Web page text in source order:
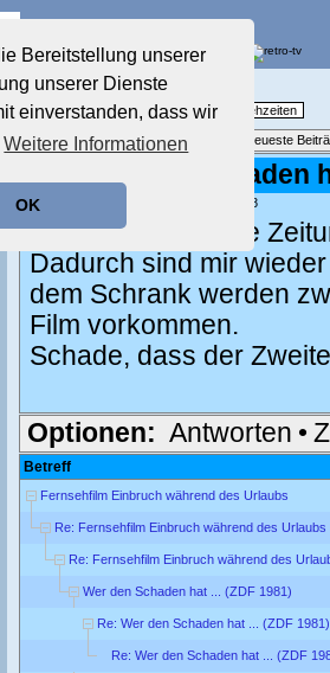
Bereitstellung unserer
unserer Dienste
einverstanden, dass wir
Weitere Informationen
OK
Nostalgieecke
TV-Erinnerungen an gute, alte Fernsehzeiten
Themenübersicht • Neues Thema Neueste
Re: Wer den Schaden
geschrieben von: , 30.05.26 12:08
Vielen Dank für die
Dadurch sind mir
dem Schrank werden
Film vorkommen.
Schade, dass der
Optionen: Antworten •
Betreff
Fernsehfilm Einbruch während des Urlaubs
Re: Fernsehfilm Einbruch während des Urlaubs
Re: Fernsehfilm Einbruch während des
Wer den Schaden hat ... (ZDF 1981)
Re: Wer den Schaden hat ... (ZDF 1981)
Re: Wer den Schaden hat ... (ZDF